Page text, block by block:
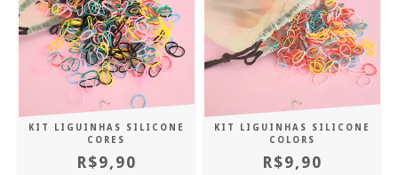
KIT LIGUINHAS SILICONE
CORES
R$9,90
KIT LIGUINHAS SILICONE
COLORS
R$9,90